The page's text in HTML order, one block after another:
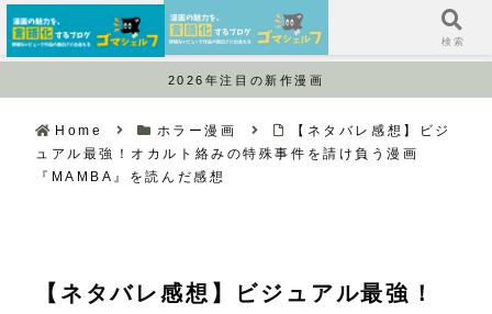
2026年注目の新作漫画
Home ホラー漫画
【ネタバレ感想】ビジ
ュアル最強！オカルト絡みの特殊事件を請け負う漫画
『MAMBA』を読んだ感想
【ネタバレ感想】ビジュアル最強！
サイドバー 検索